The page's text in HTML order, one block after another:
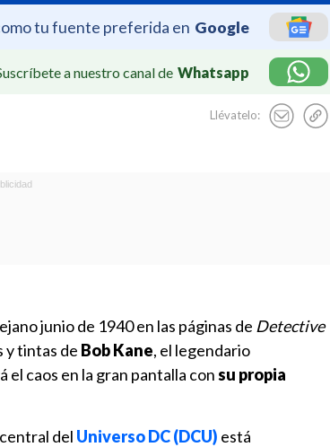
tu fuente preferida en Google
a nuestro canal de Whatsapp
Llévatelo:
junio de 1940 en las páginas de Detective
y tintas de Bob Kane, el legendario
caos en la gran pantalla consu propia
del Universo DC (DCU) está